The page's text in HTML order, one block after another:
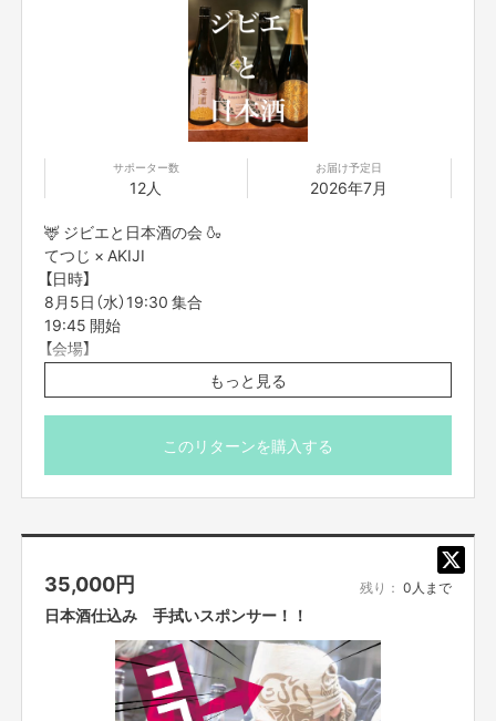
https://cf.fany.lol/inquiries
サポーター数
12人
お届け予定日
2026年7月
🦌 ジビエと日本酒の会 🍶
てつじ × AKIJI
【日時】
8月5日（水）19:30 集合
19:45 開始
【会場】
ジビエビストロ AKIJI
※鹿や猪にはワイン一択ではなかった。
AKIJIのジビエ料理に、ジビエ専用として仕込んだ
日本酒や、てつじセレクトの日本酒を合わせる、
・ジビエコース 7,000円 （当日別途お支払い）
・日本酒、その他ドリンク飲み放題
【定員】
ジビエと日本酒の新しい出会いをお楽しみください。
もっと見る
このリターンを購入する
35,000円 残り： 0人まで
日本酒仕込み 手拭いスポンサー！！